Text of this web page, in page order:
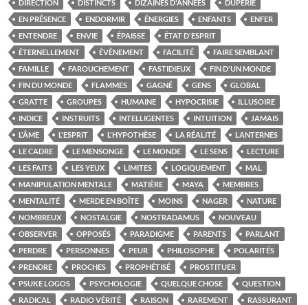
DIRECTION DISTINCTS DIZAINES D'ANNÉES
DUPERIE
EN PRÉSENCE
ENDORMIR ÉNERGIES ENFANTS
ENFER
ENTENDRE
ENVIE ÉPAISSE
ÉTAT D'ESPRIT
ÉTERNELLEMENT
ÉVÈNEMENT FACILITÉ
FAIRE SEMBLANT
FAMILLE
FAROUCHEMENT FASTIDIEUX
FIN D'UN MONDE
FIN DU MONDE
FLAMMES GAGNÉ GENS
GLOBAL
GRATTE
GROUPES HUMAINE HYPOCRISIE
ILLUSOIRE
INDICE
INSTRUITS INTELLIGENTES INTUITION
JAMAIS
L'ÂME
L'ESPRIT L'HYPOTHÈSE LA RÉALITÉ
LANTERNES
LE CADRE
LE MENSONGE LE MONDE LE SENS
LECTURE
LES FAITS
LES YEUX LIMITES LOGIQUEMENT
MAL
MANIPULATION MENTALE
MATIÈRE MAYA
MEMBRES
MENTALITÉ
MERDE EN BOÎTE MOINS NAGER
NATURE
NOMBREUX
NOSTALGIE NOSTRADAMUS
NOUVEAU
OBSERVER
OPPOSÉS PARADIGME PARENTS
PARLANT
PERDRE
PERSONNES PEUR PHILOSOPHE
POLARITÉS
PRENDRE
PROCHES PROPHÉTISÉ
PROSTITUER
PSUKE LOGOS
PSYCHOLOGIE QUELQUE CHOSE
QUESTION
RADICAL
RADIO VÉRITÉ RAISON RAREMENT
RASSURANT